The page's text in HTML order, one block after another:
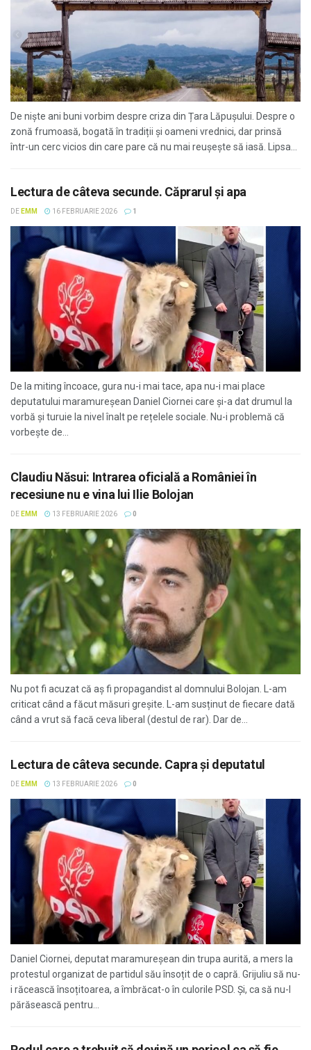
De niște ani buni vorbim despre criza din Țara Lăpușului. Despre o
zonă frumoasă, bogată în tradiții și oameni vrednici, dar prinsă
într-un cerc vicios din care pare că nu mai reușește să iasă. Lipsa...
Lectura de câteva secunde. Căprarul și apa
DE EMM 16 FEBRUARIE 2026 1
De la miting încoace, gura nu-i mai tace, apa nu-i mai place
deputatului maramureșean Daniel Ciornei care și-a dat drumul la
vorbă și turuie la nivel înalt pe rețelele sociale. Nu-i problemă că
vorbește de...
Claudiu Năsui: Intrarea oficială a României în
recesiune nu e vina lui Ilie Bolojan
DE EMM 13 FEBRUARIE 2026 0
Nu pot fi acuzat că aș fi propagandist al domnului Bolojan. L-am
criticat când a făcut măsuri greșite. L-am susținut de fiecare dată
când a vrut să facă ceva liberal (destul de rar). Dar de...
Lectura de câteva secunde. Capra și deputatul
DE EMM 13 FEBRUARIE 2026 0
Daniel Ciornei, deputat maramureșean din trupa aurită, a mers la
protestul organizat de partidul său însoțit de o capră. Grijuliu să nu-
i răcească însoțitoarea, a îmbrăcat-o în culorile PSD. Și, ca să nu-l
părăsească pentru...